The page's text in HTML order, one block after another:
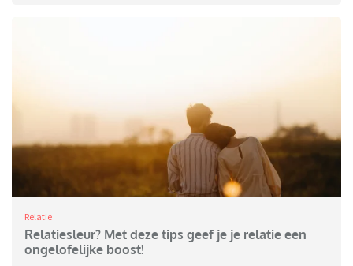
Relatie
Relatiesleur? Met deze tips geef je je relatie een
ongelofelijke boost!